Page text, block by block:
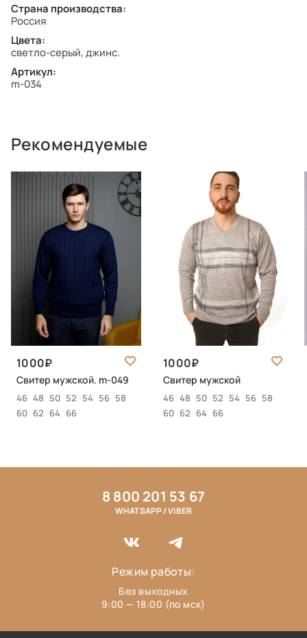
Страна производства:
Россия
Цвета:
светло-серый, джинс.
Артикул:
m-034
Рекомендуемые
1000
Свитер мужской. m-049
46 48 50 52 54 56 58
60 62 64 66
1000
Свитер мужской
46 48 50 52 54 56 58
60 62 64 66
8 800 201 53 67
WHATSAPP / VIBER
Режим работы:
Без выходных
9:00 — 18:00 (по мск)